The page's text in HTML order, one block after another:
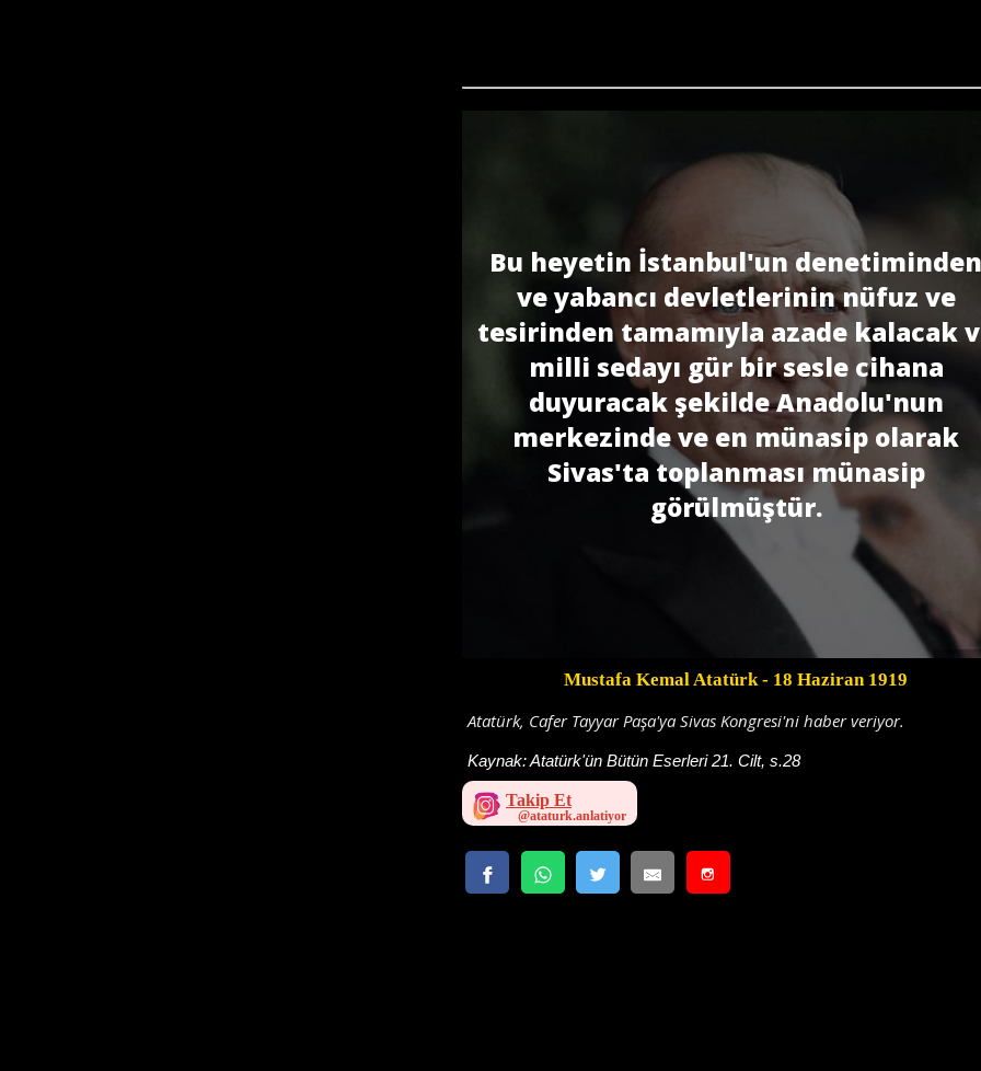
Bu heyetin İstanbul'un denetiminden
ve yabancı devletlerinin nüfuz ve
tesirinden tamamıyla azade kalacak
milli sedayı gür bir sesle cihana
duyuracak şekilde Anadolu'nun
merkezinde ve en münasip olarak
Sivas'ta toplanması münasip
görülmüştür.
Mustafa Kemal Atatürk - 18 Haziran 1919
Atatürk, Cafer Tayyar Paşa'ya Sivas Kongresi'ni haber veriyor.
Kaynak:Atatürk'ün Bütün Eserleri 21. Cilt, s.28
Takip Et